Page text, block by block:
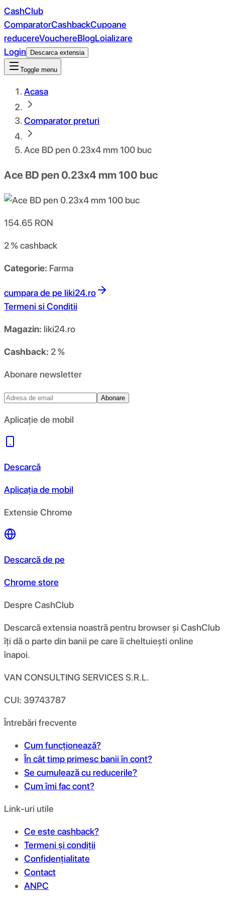
CashClub
ComparatorCashbackCupoane
reducereVouchereBlogLoializare
Login
Descarca extensia
Toggle menu
Acasa
Comparator preturi
Ace BD pen 0.23x4 mm 100 buc
Ace BD pen 0.23x4 mm 100 buc
154.65 RON
2 %cashback
Categorie: Farma
cumpara de pe liki24.ro
Termeni si Conditii
Magazin: liki24.ro
Cashback: 2 %
Abonare newsletter
Abonare
Aplicație de mobil
Descarcă
Aplicația de mobil
Extensie Chrome
Descarcă de pe
Chrome store
Despre CashClub
Descarcă extensia noastră pentru browser și CashClub
îți dă o parte din banii pe care îi cheltuiești online
înapoi.
VAN CONSULTING SERVICES S.R.L.
CUI: 39743787
Întrebări frecvente
Cum funcționează?
În cât timp primesc banii în cont?
Se cumulează cu reducerile?
Cum îmi fac cont?
Link-uri utile
Ce este cashback?
Termeni și condiții
Confidențialitate
Contact
ANPC